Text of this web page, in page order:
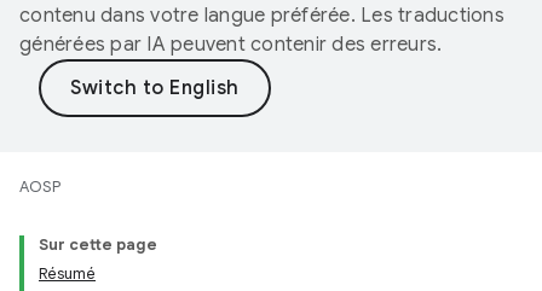
contenu dans votre langue préférée. Les traductions
générées par IA peuvent contenir des erreurs.
AOSP
Sur cette page
Résumé